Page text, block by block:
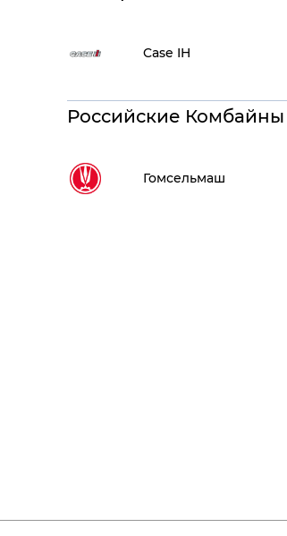
Case IH
Российские Комбайны
Гомсельмаш